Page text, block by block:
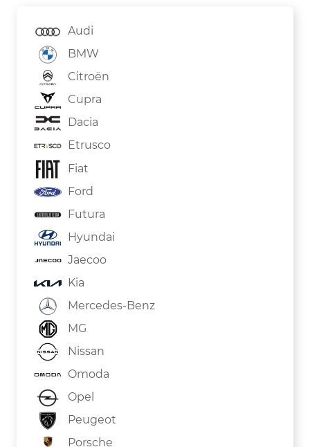
Audi
BMW
Citroën
Cupra
Dacia
Etrusco
Fiat
Ford
Futura
Hyundai
Jaecoo
Kia
Mercedes-Benz
MG
Nissan
Omoda
Opel
Peugeot
Porsche